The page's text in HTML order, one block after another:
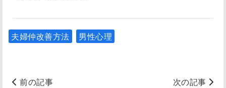
夫婦仲改善方法 男性心理
前の記事 次の記事